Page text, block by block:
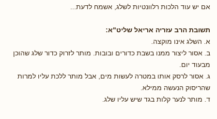
אם יש עוד הלכות רלוונטיות לשלג, אשמח לדעת...
תשובת הרב עזריה אריאל שליט"א:
א. השלג אינו מוקצה.
ב. אסור ליצור ממנו בשבת כדורים ובובות. מותר לזרוק כדור שלג שהוכן
מבעוד יום.
ג. אסור לרסק אותו במטרה לעשות מים, אבל מותר ללכת עליו למרות
שהריסוק הנעשה ממילא.
ד. מותר לנער קלות בגד שיש עליו שלג.